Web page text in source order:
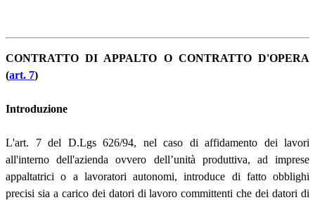
CONTRATTO DI APPALTO O CONTRATTO D'OPERA
(art. 7)
Introduzione
L'art. 7 del D.Lgs 626/94, nel caso di affidamento dei lavori
all'interno dell'azienda ovvero dell’unità produttiva, ad imprese
appaltatrici o a lavoratori autonomi, introduce di fatto obblighi
precisi sia a carico dei datori di lavoro committenti che dei datori di